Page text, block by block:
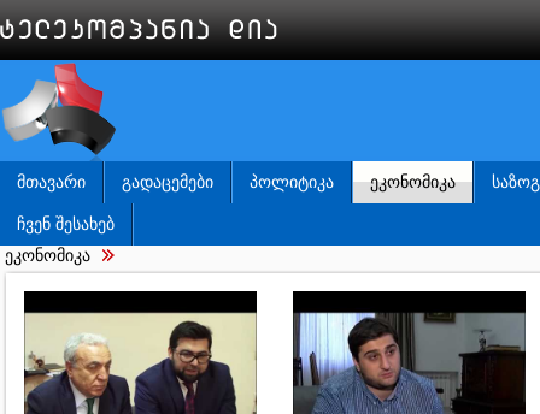
ᲛᲗᲐᲕᲐᲠᲘ ᲒᲐᲓᲐᲪᲔᲛᲔᲑᲘ ᲞᲝᲚᲘᲢᲘᲙᲐ ᲔᲙᲝᲜᲝᲛᲘᲙᲐ
ᲩᲕᲔᲜ ᲨᲔᲡᲐᲮᲔᲑ
ეკონომიკა